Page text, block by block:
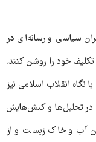
سیاسی و رسانه‌ای در
خود را روشن کنند.
انقلاب اسلامی نیز
در تحلیل‌ها و کنش‌هایش
آب و خاک زیست و از